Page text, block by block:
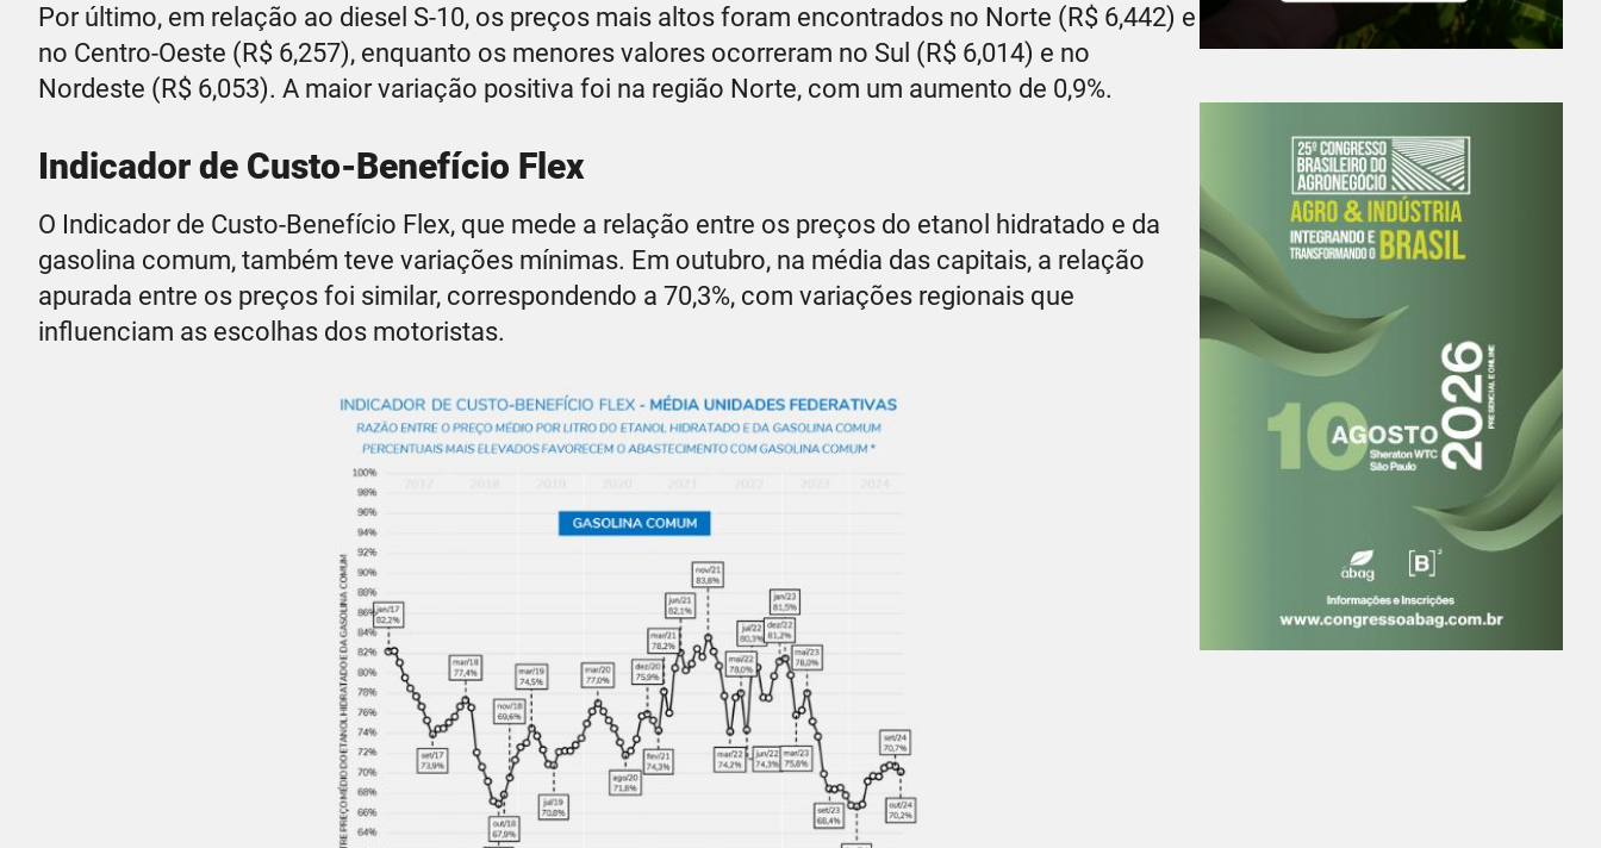
Por último, em relação ao diesel S-10, os preços mais altos foram encontrados no Norte (R$ 6,442) e
no Centro-Oeste (R$ 6,257), enquanto os menores valores ocorreram no Sul (R$ 6,014) e no
Nordeste (R$ 6,053). A maior variação positiva foi na região Norte, com um aumento de 0,9%.
Indicador de Custo-Benefício Flex
O Indicador de Custo-Benefício Flex, que mede a relação entre os preços do etanol hidratado e da
gasolina comum, também teve variações mínimas. Em outubro, na média das capitais, a relação
apurada entre os preços foi similar, correspondendo a 70,3%, com variações regionais que
influenciam as escolhas dos motoristas.